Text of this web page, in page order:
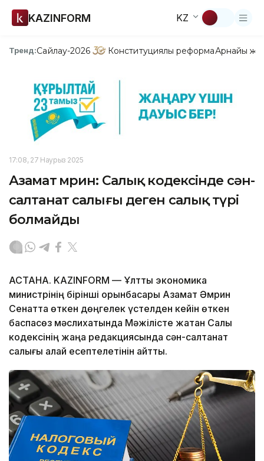
KAZINFORM KZ
Тренд:Сайлау-2026 Конституциялық реформаАрнайы
17:08, 27 Наурыз 2025
Азамат Әмрин: Салық кодексінде сән-
салтанат салығы деген салық түрі
болмайды
АСТАНА. KAZINFORM — Ұлттық экономика
министрінің бірінші орынбасары Азамат Әмрин
Сенатта өткен дөңгелек үстелден кейін өткен
баспасөз мәслихатында Мәжілісте жатқан Салық
кодексінің жаңа редакциясында сән-салтанат
салығы қалай есептелетінін айтты.